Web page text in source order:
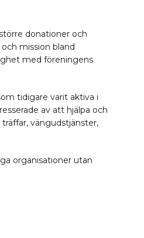
donationer och
mission bland
med föreningens
tidigare varit aktiva i
av att hjälpa och
vängudstjänster,
organisationer utan